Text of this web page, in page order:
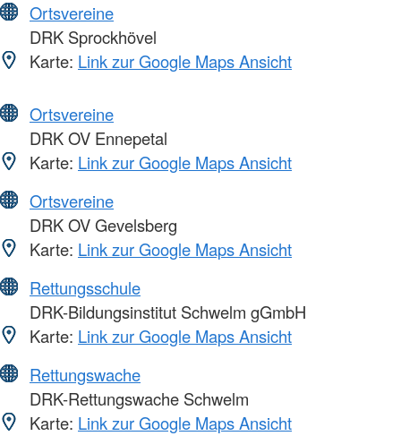
Ortsvereine
DRK Sprockhövel
Karte: Link zur Google Maps Ansicht
Ortsvereine
DRK OV Ennepetal
Karte: Link zur Google Maps Ansicht
Ortsvereine
DRK OV Gevelsberg
Karte: Link zur Google Maps Ansicht
Rettungsschule
DRK-Bildungsinstitut Schwelm gGmbH
Karte: Link zur Google Maps Ansicht
Rettungswache
DRK-Rettungswache Schwelm
Karte: Link zur Google Maps Ansicht